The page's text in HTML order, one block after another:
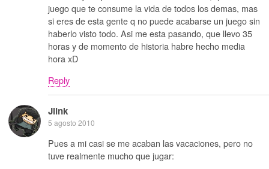
juego que te consume la vida de todos los demas, mas
si eres de esta gente q no puede acabarse un juego sin
haberlo visto todo. Asi me esta pasando, que llevo 35
horas y de momento de historia habre hecho media
hora xD
Reply
Jlink
5 agosto 2010
Pues a mi casi se me acaban las vacaciones, pero no
tuve realmente mucho que jugar: